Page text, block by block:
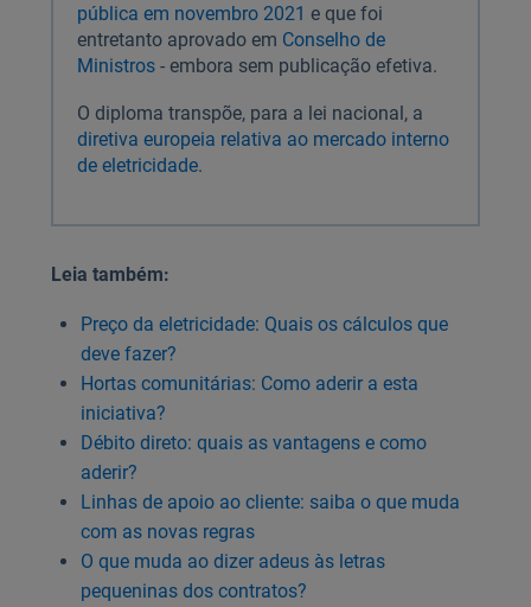
pública em novembro 2021 e que foi
entretanto aprovado em Conselho de
Ministros- embora sem publicação efetiva.
O diploma transpõe, para a lei nacional, a
diretiva europeia relativa ao mercado interno
de eletricidade.
Leia também:
Preço da eletricidade: Quais os cálculos que
deve fazer?
Hortas comunitárias: Como aderir a esta
iniciativa?
Débito direto: quais as vantagens e como
aderir?
Linhas de apoio ao cliente: saiba o que muda
com as novas regras
O que muda ao dizer adeus às letras
pequeninas dos contratos?